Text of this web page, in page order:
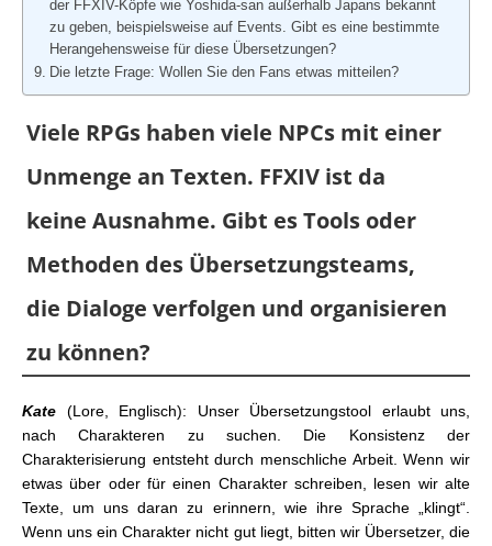
der FFXIV-Köpfe wie Yoshida-san außerhalb Japans bekannt
zu geben, beispielsweise auf Events. Gibt es eine bestimmte
Herangehensweise für diese Übersetzungen?
Die letzte Frage: Wollen Sie den Fans etwas mitteilen?
Viele RPGs haben viele NPCs mit einer
Unmenge an Texten. FFXIV ist da
keine Ausnahme. Gibt es Tools oder
Methoden des Übersetzungsteams,
die Dialoge verfolgen und organisieren
zu können?
Kate
(Lore, Englisch): Unser Übersetzungstool erlaubt uns,
nach Charakteren zu suchen. Die Konsistenz der
Charakterisierung entsteht durch menschliche Arbeit. Wenn wir
etwas über oder für einen Charakter schreiben, lesen wir alte
Texte, um uns daran zu erinnern, wie ihre Sprache „klingt“.
Wenn uns ein Charakter nicht gut liegt, bitten wir Übersetzer, die